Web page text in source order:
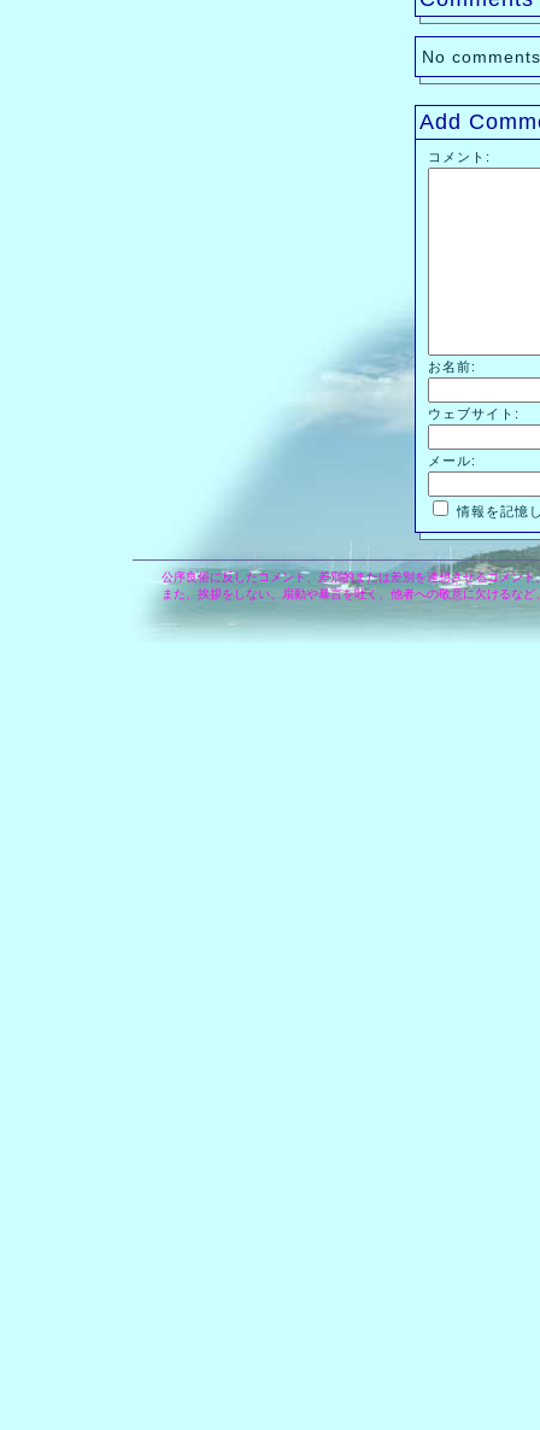
No
Add
コメント:
お名前:
ウェブサイト:
メール:
情報を記憶
公序良俗に反したコメント、差別的または差別を連想させるコメン
また、挨拶をしない、扇動や暴言を吐く、他者への敬意に欠けるな